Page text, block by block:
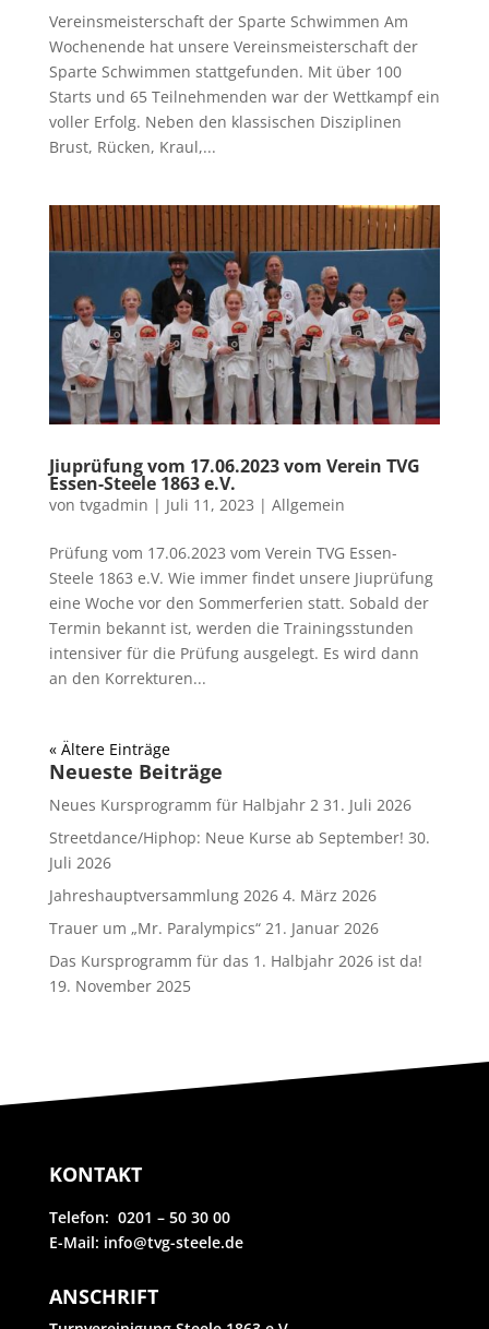
Vereinsmeisterschaft der Sparte Schwimmen Am
Wochenende hat unsere Vereinsmeisterschaft der
Sparte Schwimmen stattgefunden. Mit über 100
Starts und 65 Teilnehmenden war der Wettkampf ein
voller Erfolg. Neben den klassischen Disziplinen
Brust, Rücken, Kraul,...
Jiuprüfung vom 17.06.2023 vom Verein TVG
Essen-Steele 1863 e.V.
von tvgadmin | Juli 11, 2023 | Allgemein
Prüfung vom 17.06.2023 vom Verein TVG Essen-
Steele 1863 e.V. Wie immer findet unsere Jiuprüfung
eine Woche vor den Sommerferien statt. Sobald der
Termin bekannt ist, werden die Trainingsstunden
intensiver für die Prüfung ausgelegt. Es wird dann
an den Korrekturen...
« Ältere Einträge
Neueste Beiträge
Neues Kursprogramm für Halbjahr 2 31. Juli 2026
Streetdance/Hiphop: Neue Kurse ab September! 30.
Juli 2026
Jahreshauptversammlung 2026 4. März 2026
Trauer um „Mr. Paralympics“ 21. Januar 2026
Das Kursprogramm für das 1. Halbjahr 2026 ist da!
19. November 2025
KONTAKT
Telefon: 0201 – 50 30 00
E-Mail: info@tvg-steele.de
ANSCHRIFT